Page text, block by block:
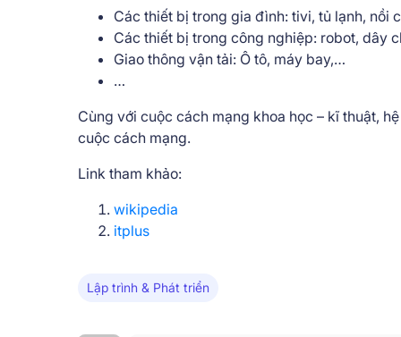
Các thiết bị trong gia đình: tivi, tủ lạnh, nồi
Các thiết bị trong công nghiệp: robot, dây
Giao thông vận tải: Ô tô, máy bay,…
…
Cùng với cuộc cách mạng khoa học – kĩ thuật,
cuộc cách mạng.
Link tham khảo:
wikipedia
itplus
Lập trình & Phát triển